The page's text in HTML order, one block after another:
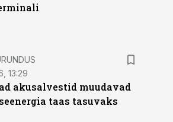
13:29
akusalvestid muudavad
taas tasuvaks